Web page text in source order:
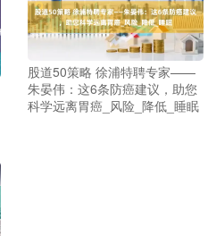
股道50策略 徐浦特聘专家——
朱晏伟：这6条防癌建议，助您
科学远离胃癌_风险_降低_睡眠